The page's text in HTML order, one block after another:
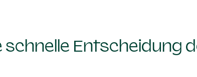
Entscheidung